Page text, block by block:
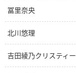
冨里奈央
北川悠理
吉田綾乃クリスティー